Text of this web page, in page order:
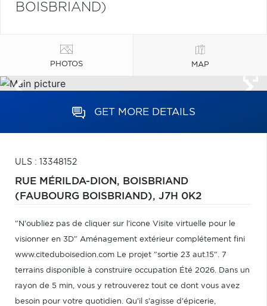
BOISBRIAND)
PHOTOS MAP
GET MORE DETAILS
ULS : 13348152
RUE MÉRILDA-DION, BOISBRIAND
(FAUBOURG BOISBRIAND), J7H 0K2
"N'oubliez pas de cliquer sur l'icone Visite virtuelle pour le
visionner en 3D" Aménagement extérieur complétement fini
www.citeduboisedion.com Le projet "sortie 23 aut.15". 7
terrains disponible à construire occupation Été 2026. Dans un
rayon de 5 min, vous y retrouverez tout ce dont vous avez
besoin pour votre quotidien. Qu'il s'agisse d'épicerie,